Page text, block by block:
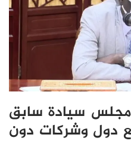
مجلس سيادة سابق
وشركات دون